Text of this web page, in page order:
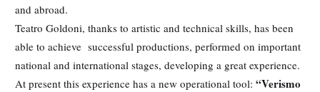
and abroad.
Teatro Goldoni, thanks to artistic and technical skills, has been
able to achieve successful productions, performed on important
national and international stages, developing a great experience.
At present this experience has a new operational tool: “Verismo